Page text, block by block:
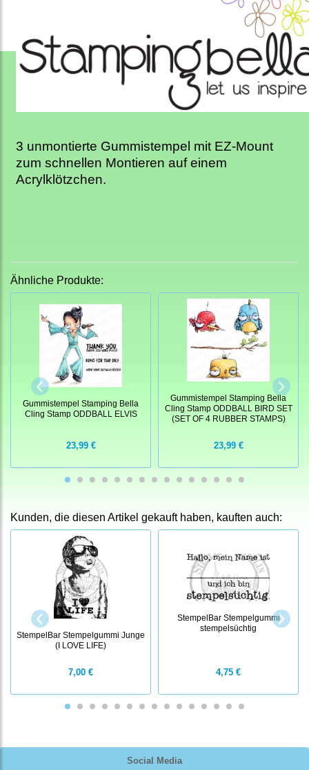
Social Media
3 unmontierte Gummistempel mit EZ-Mount
zum schnellen Montieren auf einem
Acrylklötzchen.
Ähnliche Produkte:
Gummistempel Stamping Bella
Cling Stamp ODDBALL ELVIS
23,99 €
Gummistempel Stamping Bella
Cling Stamp ODDBALL BIRD SET
(SET OF 4 RUBBER STAMPS)
23,99 €
Kunden, die diesen Artikel gekauft haben, kauften auch:
StempelBar Stempelgummi Junge
(I LOVE LIFE)
7,00 €
StempelBar Stempelgummi
stempelsüchtig
4,75 €